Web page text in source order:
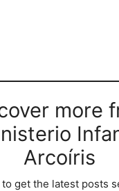
more
Arcoíris
get the latest posts